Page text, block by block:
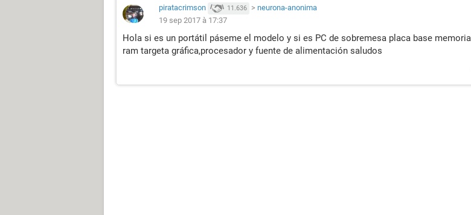
piratacrimson 11.636 > neurona-anonima
19 sep 2017 à 17:37
Hola si es un portátil páseme el modelo y si es PC de sobremesa placa base memoria
ram targeta gráfica,procesador y fuente de alimentación saludos